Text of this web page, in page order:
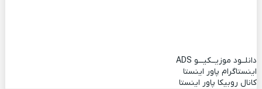
دانلــود موزیــکیـــو ADS
اینستاگرام پاور اینستا
کانال روبیکا پاور اینستا